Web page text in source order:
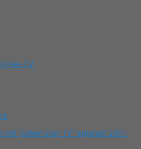
Free-TV
mit „Green Day TV“ eigenen 24/7-